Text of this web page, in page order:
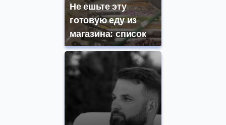
Не ешьте эту
готовую еду из
магазина: список